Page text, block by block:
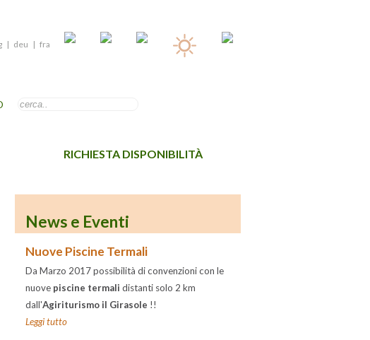
| deu | fra
RICHIESTA DISPONIBILITÀ
News e Eventi
Nuove Piscine Termali
Da Marzo 2017 possibilità di convenzioni con le
nuove piscine termali distanti solo 2 km
dall'Agiriturismo il Girasole !!
Leggi tutto